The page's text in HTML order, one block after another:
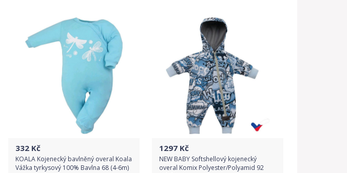
Detail produktu Detail produktu
332 Kč
KOALA Kojenecký bavlněný overal Koala
Vážka tyrkysový 100% Bavlna 68 (4-6m)
1297 Kč
NEW BABY Softshellový kojenecký
overal Komix Polyester/Polyamid 92